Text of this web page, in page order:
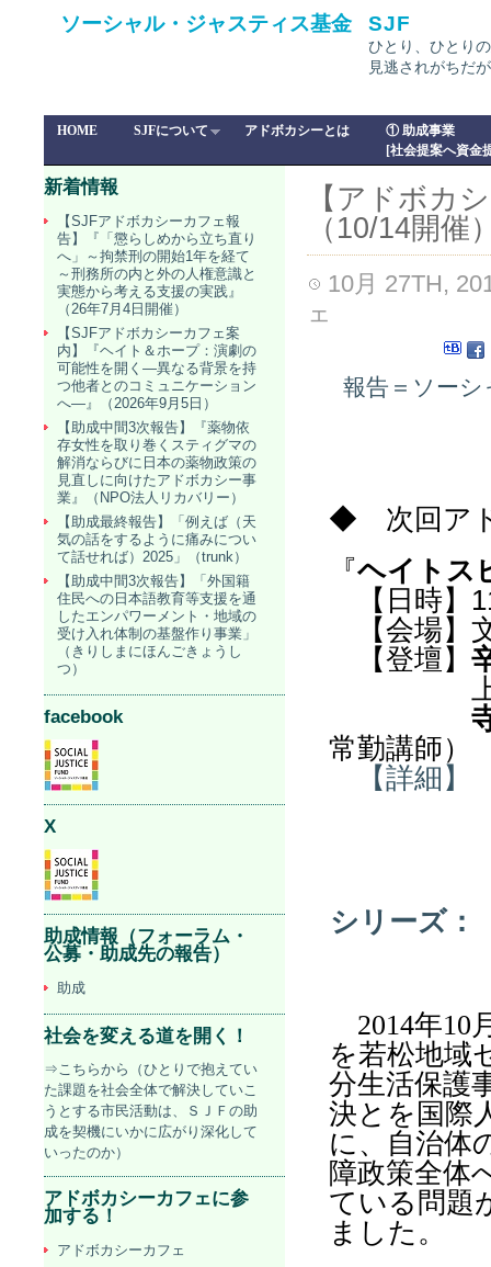
ソーシャル・ジャスティス基金 SJF
ひとり、ひとり
見逃されがちだ
HOME SJFについて アドボカシーとは
① 助成事業
[社会提案へ資金
【アドボカ
（10/14開催
10月 27TH,
ェ
報告＝ソー
◆ 次回ア
『ヘイトス
【日時】
【会場】
【登壇】
上村 英
常勤講師）
【詳細
シリーズ：
2014年10
を若松地域
分生活保護
決とを国際
に、自治体
障政策全体
ている問題
ました。
新着情報
【SJFアドボカシーカフェ報
告】『「懲らしめから立ち直り
へ」～拘禁刑の開始1年を経て
～刑務所の内と外の人権意識と
実態から考える支援の実践』
（26年7月4日開催）
【SJFアドボカシーカフェ案
内】『ヘイト＆ホープ：演劇の
可能性を開く―異なる背景を持
つ他者とのコミュニケーション
へ―』（2026年9月5日）
【助成中間3次報告】『薬物依
存女性を取り巻くスティグマの
解消ならびに日本の薬物政策の
見直しに向けたアドボカシー事
業』（NPO法人リカバリー）
【助成最終報告】「例えば（天
気の話をするように痛みについ
て話せれば）2025」（trunk）
【助成中間3次報告】「外国籍
住民への日本語教育等支援を通
したエンパワーメント・地域の
受け入れ体制の基盤作り事業」
（きりしまにほんごきょうし
つ）
facebook
X
助成情報（フォーラム・
公募・助成先の報告）
助成
社会を変える道を開く！
⇒こちらから（ひとりで抱えてい
た課題を社会全体で解決していこ
うとする市民活動は、ＳＪＦの助
成を契機にいかに広がり深化して
いったのか）
アドボカシーカフェに参
加する！
アドボカシーカフェ